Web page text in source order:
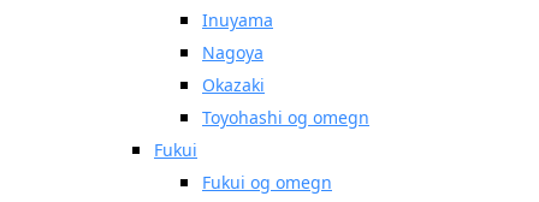
Inuyama
Nagoya
Okazaki
Toyohashi og omegn
Fukui
Fukui og omegn